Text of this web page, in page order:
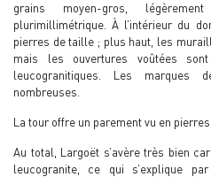
grains moyen-gros,
plurimillimétrique. À l’intérieur du
pierres de taille ; plus haut, les
mais les ouvertures voûtées
leucogranitiques. Les
nombreuses.
La tour offre un parement vu en
Au total, Largoët s’avère très bien
leucogranite, ce qui s’explique